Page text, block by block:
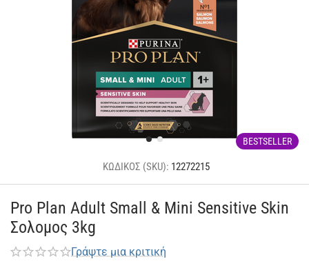
BESTSELLER
ΚΩΔΙΚΟΣ (SKU): 12272215
Pro Plan Adult Small & Mini Sensitive Skin
Σολομος 3kg
Γράψτε μια κριτική